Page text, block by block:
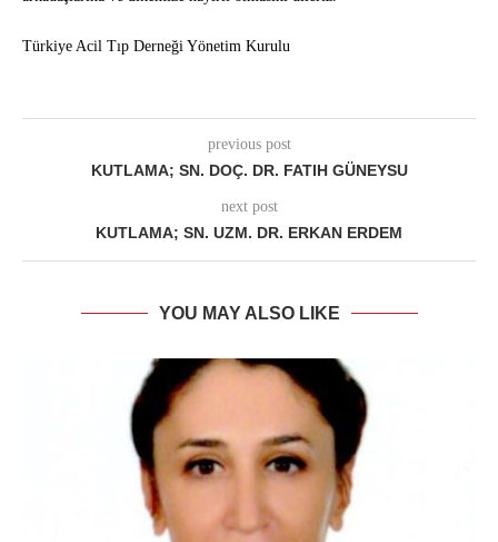
Türkiye Acil Tıp Derneği Yönetim Kurulu
previous post
KUTLAMA; SN. DOÇ. DR. FATIH GÜNEYSU
next post
KUTLAMA; SN. UZM. DR. ERKAN ERDEM
YOU MAY ALSO LIKE